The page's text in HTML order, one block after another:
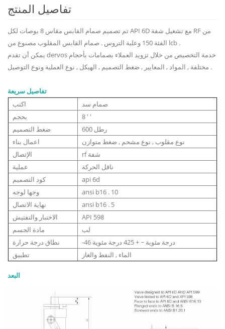
تفاصيل المنتج
تم تصميم صمام القابس مقاس 8 بوصات لكل API 6D مع تشغيل شفة RF من
الفئة 150 وعلبة التروس . صمام القابس المقلوب مصنوع من lcb .
يمكن أن تقدم dervos خدمة التخصيص من خلال تزويد العملاء بصمامات بأحجام
مختلفة , المواد , المعايير , ضغط التصميم , الهيكل , نوع العملية ونوع التوصيل .
تفاصيل سريعة
اكتب
صمام سد
بحجم
8 ' '
ضغط التصميم
600 رطل
اعمال بناء
نوع مقلوب , نوع مشحم , ضغط متوازن
الإتصال
rf شفة
عملية
ناقل الحركة
كود التصميم
api 6d
وجها لوجه
ansi b16 . 10
نهاية الاتصال
ansi b16 . 5
الاختبار والتفتيش
API 598
مادة الجسم
لب
نطاق درجة حرارة
-46 درجة مئوية ~ + 425 درجة مئوية
تطبيق
الماء , النفط والغاز
البعد